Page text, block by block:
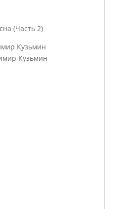
(Часть 2)
Кузьмин
Кузьмин